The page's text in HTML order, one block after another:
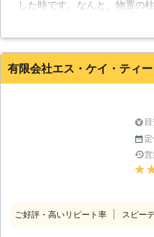
した時です。なんと、物置の
いる状況でした。シロアリに
ました。早期発見だったよう
てもらった今は問題ない状況で
有限会社エス・ケイ・ティー
ご好評・高いリピート率 スピー